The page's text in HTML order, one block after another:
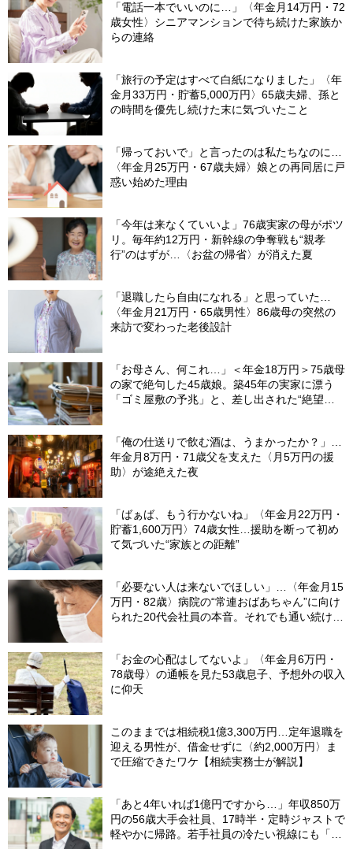
「電話一本でいいのに…」〈年金月14万円・72
歳女性〉シニアマンションで待ち続けた家族か
らの連絡
「旅行の予定はすべて白紙になりました」〈年
金月33万円・貯蓄5,000万円〉65歳夫婦、孫と
の時間を優先し続けた末に気づいたこと
「帰っておいで」と言ったのは私たちなのに…
〈年金月25万円・67歳夫婦〉娘との再同居に戸
惑い始めた理由
「今年は来なくていいよ」76歳実家の母がポツ
リ。毎年約12万円・新幹線の争奪戦も“親孝
行”のはずが…〈お盆の帰省〉が消えた夏
「退職したら自由になれる」と思っていた…
〈年金月21万円・65歳男性〉86歳母の突然の
来訪で変わった老後設計
「お母さん、何これ…」＜年金18万円＞75歳母
の家で絶句した45歳娘。築45年の実家に漂う
「ゴミ屋敷の予兆」と、差し出された“絶望の
「俺の仕送りで飲む酒は、うまかったか？」…
年金月8万円・71歳父を支えた〈月5万円の援
助〉が途絶えた夜
「ばぁば、もう行かないね」〈年金月22万円・
貯蓄1,600万円〉74歳女性…援助を断って初め
て気づいた“家族との距離”
「必要ない人は来ないでほしい」…〈年金月15
万円・82歳〉病院の“常連おばあちゃん”に向け
られた20代会社員の本音。それでも通い続ける
「お金の心配はしてないよ」〈年金月6万円・
78歳母〉の通帳を見た53歳息子、予想外の収入
に仰天
このままでは相続税1億3,300万円…定年退職を
迎える男性が、借金せずに〈約2,000万円〉ま
で圧縮できたワケ【相続実務士が解説】
「あと4年いれば1億円ですから…」年収850万
円の56歳大手会社員、17時半・定時ジャストで
軽やかに帰路。若手社員の冷たい視線にも「だ